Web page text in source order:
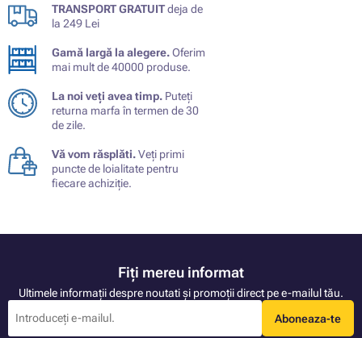
TRANSPORT GRATUITdeja de
la 249 Lei
Gamă largă la alegere.Oferim
mai mult de 40000 produse.
La noi veți avea timp. Puteți
returna marfa în termen de 30
de zile.
Vă vom răsplăti.Veți primi
puncte de loialitate pentru
fiecare achiziție.
Fiți mereu informat
Ultimele informații despre noutati și promoții direct pe e-mailul tău.
Aboneaza-te